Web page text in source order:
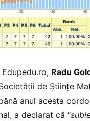
Radu
de Științe
anul acesta
a declarat că “